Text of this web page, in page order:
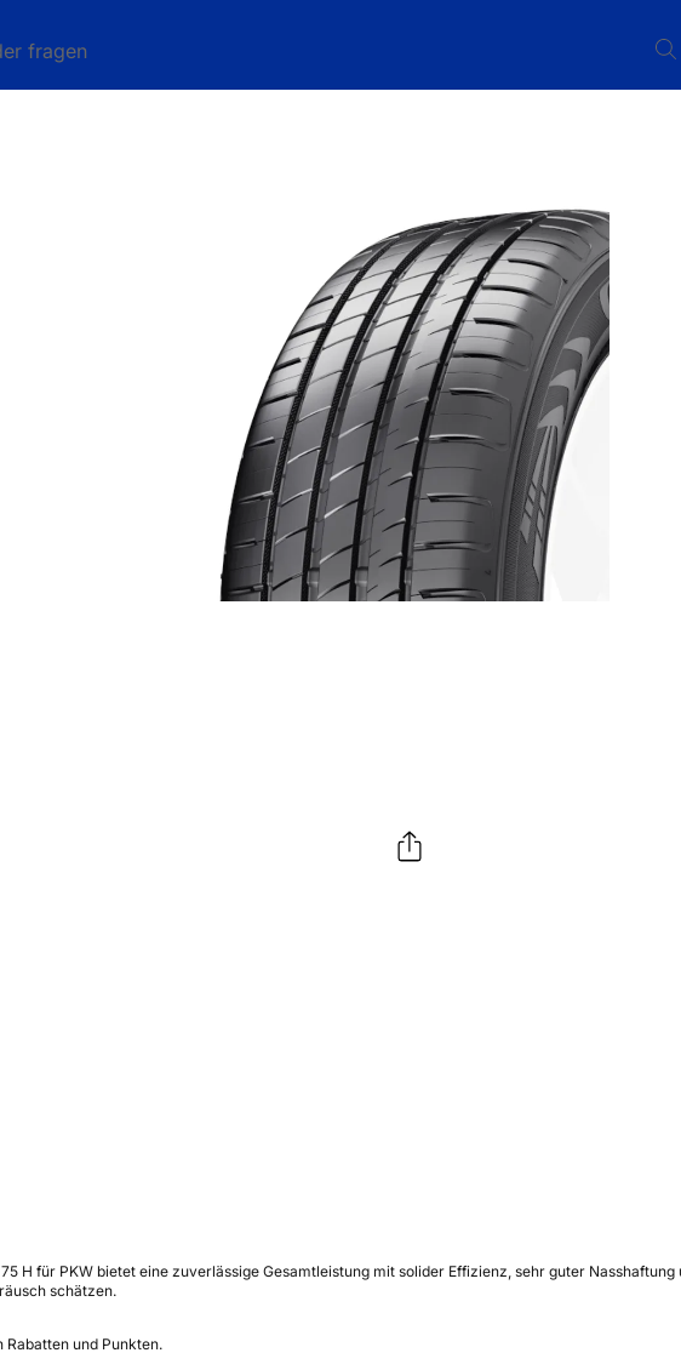
fragen
H für PKW bietet eine zuverlässige Gesamtleistung mit solider Effizienz, sehr guter
schätzen.
und Punkten.